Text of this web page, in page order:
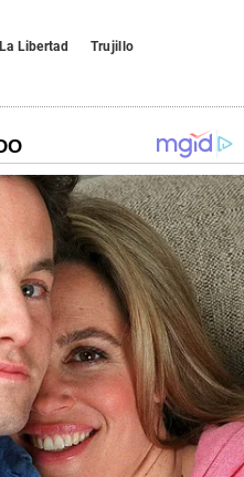
La Libertad
Trujillo